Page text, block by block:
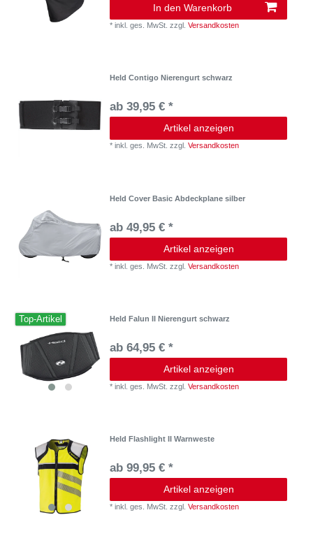
In den Warenkorb
*inkl. ges. MwSt. zzgl.Versandkosten
Held Contigo Nierengurt schwarz
ab 39,95 € *
Artikel anzeigen
*inkl. ges. MwSt. zzgl.Versandkosten
Held Cover Basic Abdeckplane silber
ab 49,95 € *
Artikel anzeigen
*inkl. ges. MwSt. zzgl.Versandkosten
Top-Artikel Held Falun II Nierengurt schwarz
ab 64,95 € *
Artikel anzeigen
*inkl. ges. MwSt. zzgl.Versandkosten
Held Flashlight II Warnweste
ab 99,95 € *
Artikel anzeigen
*inkl. ges. MwSt. zzgl.Versandkosten